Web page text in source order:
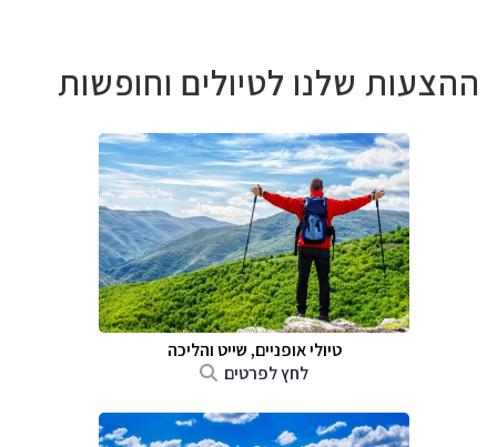
ההצעות שלנו לטיולים וחופשות
טיולי אופניים, שייט והליכה
לחץ לפרטים